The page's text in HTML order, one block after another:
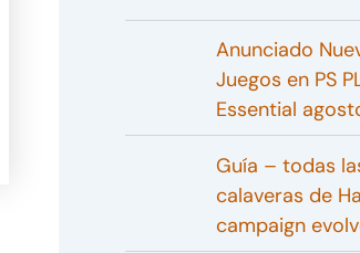
Anunciado
Juegos en PS
Essential
Guía – todas
calaveras de
campaign